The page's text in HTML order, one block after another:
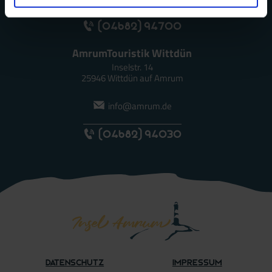
(04682) 94700
AmrumTouristik Wittdün
Inselstr. 14
25946 Wittdün auf Amrum
info@amrum.de
(04682) 94030
Datenschutz Impressum